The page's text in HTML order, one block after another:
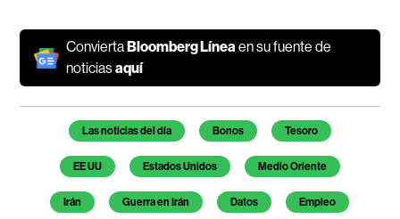
Convierta Bloomberg Líneaen su fuente de
noticiasaquí
Temas de este artículo
Las noticias del día Bonos Tesoro
EE UU Estados Unidos Medio Oriente
Irán Guerra en Irán Datos Empleo